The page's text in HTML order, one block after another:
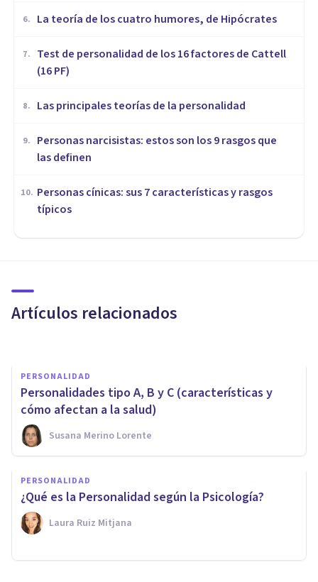
6. ​La teoría de los cuatro humores, de Hipócrates
7.
Test de personalidad de los 16 factores de Cattell
(16 PF)
8. Las principales teorías de la personalidad
9.
Personas narcisistas: estos son los 9 rasgos que
las definen
10. Personas cínicas: sus 7 características y rasgos
típicos
Artículos relacionados
vinculación tienen?
PERSONALIDAD
Personalidades tipo A, B y C (características y
cómo afectan a la salud)
Susana Merino Lorente
PERSONALIDAD
¿Qué es la Personalidad según la Psicología?
Laura Ruiz Mitjana
La Teoría de la Personalidad
de Eysenck: el modelo PEN